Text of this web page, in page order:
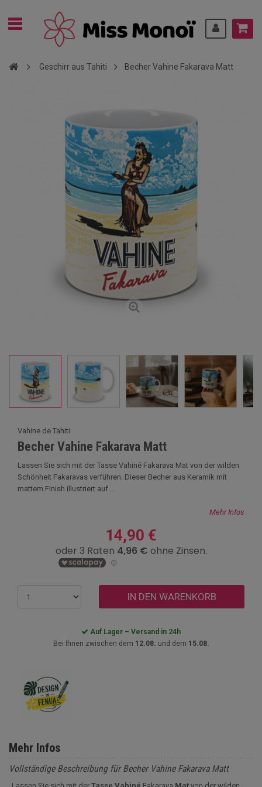
Geschirr aus Tahiti Becher Vahine Fakarava Matt
Vahine de Tahiti
Becher Vahine Fakarava Matt
Lassen Sie sich mit der Tasse Vahiné Fakarava Mat von der wilden
Schönheit Fakaravas verführen. Dieser Becher aus Keramik mit
mattem Finish illustriert auf ...
Mehr Infos
14,90 €
IN DEN WARENKORB
Auf Lager – Versand in 24h
Bei Ihnen zwischen dem 12.08. und dem 15.08.
Mehr Infos
Vollständige Beschreibung für Becher Vahine Fakarava Matt